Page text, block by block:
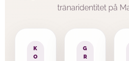
tränaridentitet på
K
O
G
R